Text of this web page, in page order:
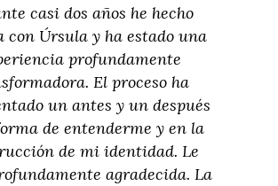
casi dos años he hecho
con Úrsula y ha estado una
profundamente
El proceso ha
un antes y un después
de entenderme y en la
de mi identidad. Le
agradecida. La